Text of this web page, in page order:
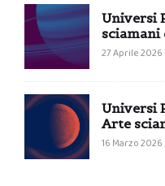
Universi
sciamani
27 Aprile 2026
Universi
Arte
16 Marzo 2026